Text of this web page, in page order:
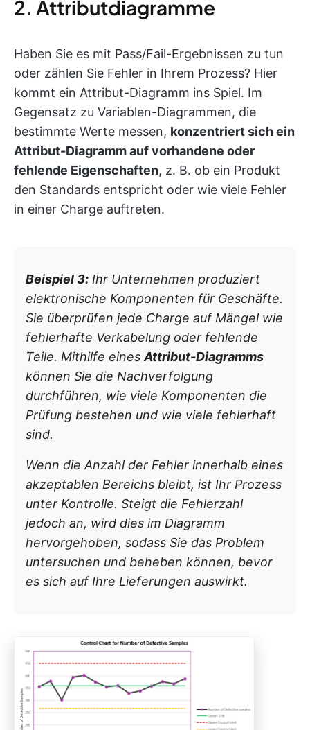
2. Attributdiagramme
Haben Sie es mit Pass/Fail-Ergebnissen zu tun
oder zählen Sie Fehler in Ihrem Prozess? Hier
kommt ein Attribut-Diagramm ins Spiel. Im
Gegensatz zu Variablen-Diagrammen, die
bestimmte Werte messen, konzentriert sich ein
Attribut-Diagramm auf vorhandene oder
fehlende Eigenschaften, z. B. ob ein Produkt
den Standards entspricht oder wie viele Fehler
in einer Charge auftreten.
Beispiel 3: Ihr Unternehmen produziert
elektronische Komponenten für Geschäfte.
Sie überprüfen jede Charge auf Mängel wie
fehlerhafte Verkabelung oder fehlende
Teile. Mithilfe eines Attribut-Diagramms
können Sie die Nachverfolgung
durchführen, wie viele Komponenten die
Prüfung bestehen und wie viele fehlerhaft
sind.
Wenn die Anzahl der Fehler innerhalb eines
akzeptablen Bereichs bleibt, ist Ihr Prozess
unter Kontrolle. Steigt die Fehlerzahl
jedoch an, wird dies im Diagramm
hervorgehoben, sodass Sie das Problem
untersuchen und beheben können, bevor
es sich auf Ihre Lieferungen auswirkt.